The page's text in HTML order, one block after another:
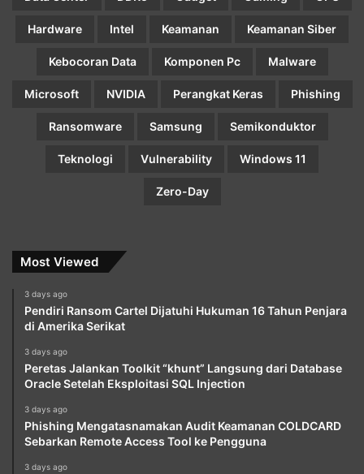
Hardware Intel Keamanan Keamanan Siber
Kebocoran Data Komponen Pc Malware
Microsoft NVIDIA Perangkat Keras Phishing
Ransomware Samsung Semikonduktor
Teknologi Vulnerability Windows 11
Zero-Day
Most Viewed
3 days ago
Pendiri Ransom Cartel Dijatuhi Hukuman 16 Tahun Penjara
di Amerika Serikat
3 days ago
Peretas Jalankan Toolkit “khunt” Langsung dari Database
Oracle Setelah Eksploitasi SQL Injection
3 days ago
Phishing Mengatasnamakan Audit Keamanan COLDCARD
Sebarkan Remote Access Tool ke Pengguna
3 days ago